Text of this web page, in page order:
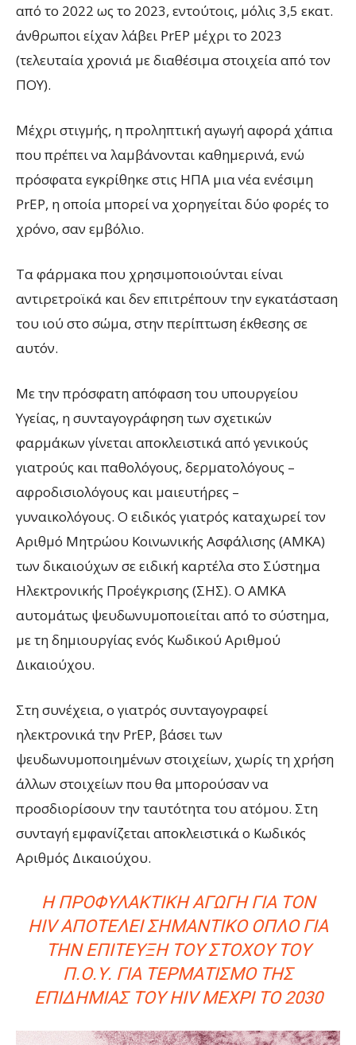
από το 2022 ως το 2023, εντούτοις, μόλις 3,5 εκατ.
άνθρωποι είχαν λάβει PrEP μέχρι το 2023
(τελευταία χρονιά με διαθέσιμα στοιχεία από τον
ΠΟΥ).
Μέχρι στιγμής, η προληπτική αγωγή αφορά χάπια
που πρέπει να λαμβάνονται καθημερινά, ενώ
πρόσφατα εγκρίθηκε στις ΗΠΑ μια νέα ενέσιμη
PrEP, η οποία μπορεί να χορηγείται δύο φορές το
χρόνο, σαν εμβόλιο.
Τα φάρμακα που χρησιμοποιούνται είναι
αντιρετροϊκά και δεν επιτρέπουν την εγκατάσταση
του ιού στο σώμα, στην περίπτωση έκθεσης σε
αυτόν.
Με την πρόσφατη απόφαση του υπουργείου
Υγείας, η συνταγογράφηση των σχετικών
φαρμάκων γίνεται αποκλειστικά από γενικούς
γιατρούς και παθολόγους, δερματολόγους –
αφροδισιολόγους και μαιευτήρες –
γυναικολόγους. Ο ειδικός γιατρός καταχωρεί τον
Αριθμό Μητρώου Κοινωνικής Ασφάλισης (ΑΜΚΑ)
των δικαιούχων σε ειδική καρτέλα στο Σύστημα
Ηλεκτρονικής Προέγκρισης (ΣΗΣ). Ο ΑΜΚΑ
αυτομάτως ψευδωνυμοποιείται από το σύστημα,
με τη δημιουργίας ενός Κωδικού Αριθμού
Δικαιούχου.
Στη συνέχεια, ο γιατρός συνταγογραφεί
ηλεκτρονικά την PrEP, βάσει των
ψευδωνυμοποιημένων στοιχείων, χωρίς τη χρήση
άλλων στοιχείων που θα μπορούσαν να
προσδιορίσουν την ταυτότητα του ατόμου. Στη
συνταγή εμφανίζεται αποκλειστικά ο Κωδικός
Αριθμός Δικαιούχου.
Η ΠΡΟΦΥΛΑΚΤΙΚΉ ΑΓΩΓΉ ΓΙΑ ΤΟΝ
HIV ΑΠΟΤΕΛΕΊ ΣΗΜΑΝΤΙΚΌ ΌΠΛΟ ΓΙΑ
ΤΗΝ ΕΠΊΤΕΥΞΗ ΤΟΥ ΣΤΌΧΟΥ ΤΟΥ
Π.Ο.Υ. ΓΙΑ ΤΕΡΜΑΤΙΣΜΌ ΤΗΣ
ΕΠΙΔΗΜΊΑΣ ΤΟΥ HIV ΜΈΧΡΙ ΤΟ 2030